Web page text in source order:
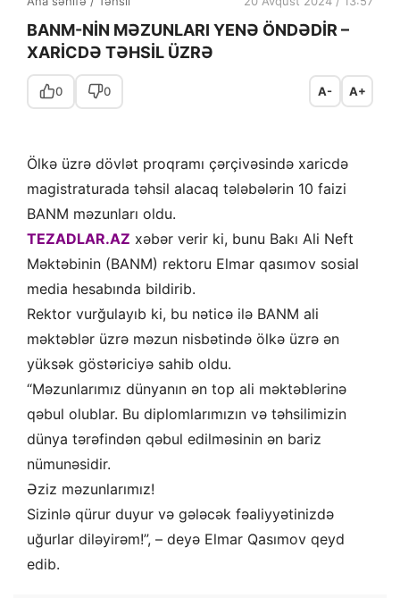
BANM-NİN MƏZUNLARI YENƏ ÖNDƏDİR –
XARİCDƏ TƏHSİL ÜZRƏ
0 0 A- A+
Ölkə üzrə dövlət proqramı çərçivəsində xaricdə
magistraturada təhsil alacaq tələbələrin 10 faizi
BANM məzunları oldu.
TEZADLAR.AZ xəbər verir ki, bunu Bakı Ali Neft
Məktəbinin (BANM) rektoru Elmar qasımov sosial
media hesabında bildirib.
Rektor vurğulayıb ki, bu nəticə ilə BANM ali
məktəblər üzrə məzun nisbətində ölkə üzrə ən
yüksək göstəriciyə sahib oldu.
“Məzunlarımız dünyanın ən top ali məktəblərinə
qəbul olublar. Bu diplomlarımızın və təhsilimizin
dünya tərəfindən qəbul edilməsinin ən bariz
nümunəsidir.
Əziz məzunlarımız!
Sizinlə qürur duyur və gələcək fəaliyyətinizdə
uğurlar diləyirəm!”, – deyə Elmar Qasımov qeyd
edib.